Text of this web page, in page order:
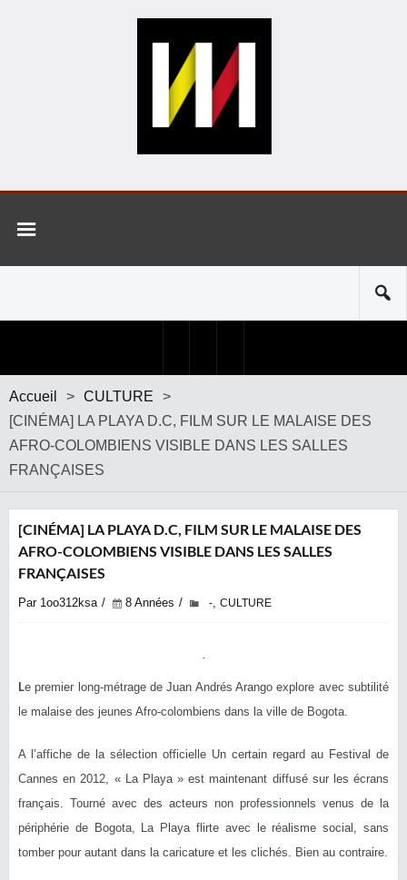
Accueil > CULTURE
>
[CINÉMA] LA PLAYA D.C, FILM SUR LE MALAISE DES
AFRO-COLOMBIENS VISIBLE DANS LES SALLES
FRANÇAISES
[CINÉMA] LA PLAYA D.C, FILM SUR LE MALAISE DES
AFRO-COLOMBIENS VISIBLE DANS LES SALLES
FRANÇAISES
Par 1oo312ksa 8 Années -, CULTURE
Le premier long-métrage de Juan Andrés Arango explore avec subtilité
le malaise des jeunes Afro-colombiens dans la ville de Bogota.
A l’affiche de la sélection officielle Un certain regard au Festival de
Cannes en 2012, « La Playa » est maintenant diffusé sur les écrans
français. Tourné avec des acteurs non professionnels venus de la
périphérie de Bogota, La Playa flirte avec le réalisme social, sans
tomber pour autant dans la caricature et les clichés. Bien au contraire.